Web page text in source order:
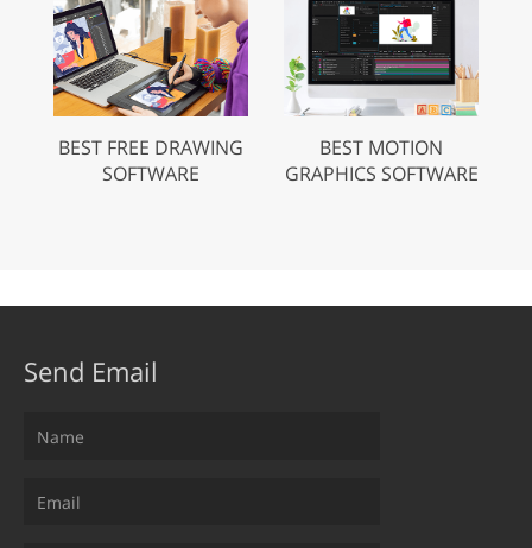
BEST FREE DRAWING
SOFTWARE
BEST MOTION
GRAPHICS SOFTWARE
Send Email